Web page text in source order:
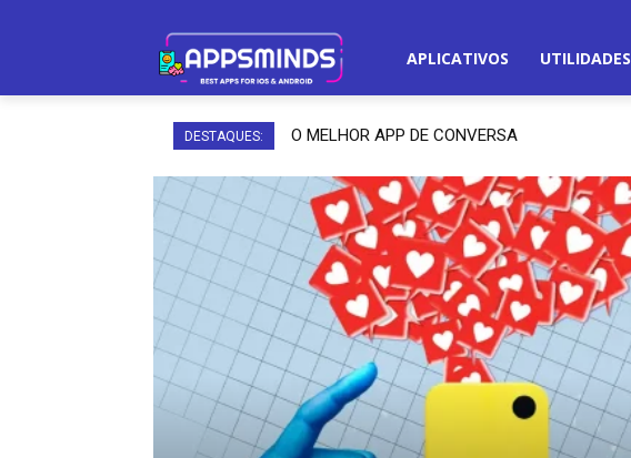
APLICATIVOS UTILIDADES
DESTAQUES: O MELHOR APP DE CONVERSA